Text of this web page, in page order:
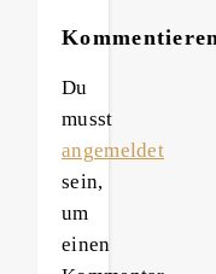
Du
musst
angemeldet
sein,
um
einen